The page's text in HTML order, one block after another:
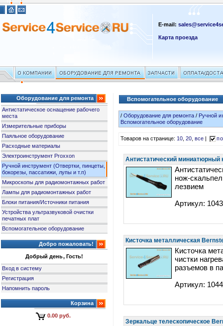
E-mail:
Карта проезда
Оборудование для ремонта
Антистатическое оснащение рабочего
места
Измерительные приборы
Паяльное оборудование
Расходные материалы
Электроинструмент Proxxon
Ручной инструмент (Отвертки, пинцеты,
бокорезы, пассатижи, лупы и т.п)
Микроскопы для радиомонтажных работ
Лампы для радиомонтажных работ
Блоки питания/Источники питания
Устройства ультразвуковой очистки
печатных плат
Вспомогательное оборудование
Добро пожаловать!
Добрый день, Гость!
Вход в систему
Регистрация
Напомнить пароль
Корзина
0.00 руб.
Вспомогательное оборудование
/Оборудование для ремонта / Ручной
Вспомогательное оборудование
Товаров на странице:10,20,все
Антистатический
нож-
лезвием
Артикул:
Кисточка металлическая
Кисточка
чистки
разъемов в
Артикул:
Зеркальце телескопическое